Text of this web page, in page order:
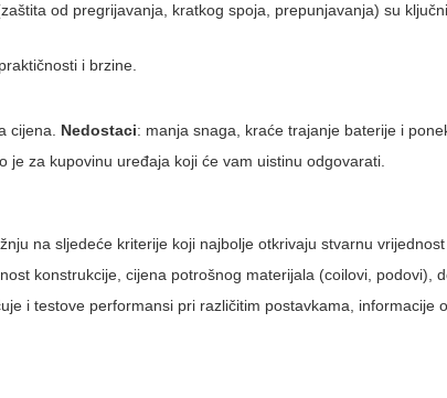
od pregrijavanja, kratkog spoja, prepunjavanja) su
i brzine.
cijena. Nedostaci: manja snaga, kraće trajanje baterije i
za kupovinu uređaja koji će vam uistinu odgovarati.
na sljedeće kriterije koji najbolje otkrivaju stvarnu
konstrukcije, cijena potrošnog materijala (coilovi, podovi),
i testove performansi pri različitim postavkama, informacije o